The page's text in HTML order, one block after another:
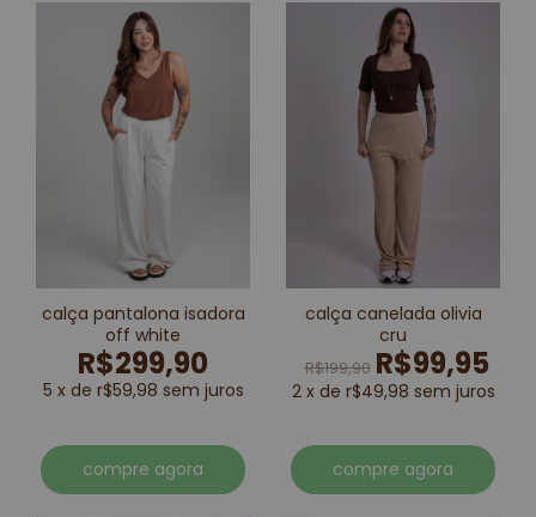
calça pantalona isadora
off white
R$299,90
5 x de r$59,98 sem juros
compre agora
calça canelada olivia
cru
R$199,90 R$99,95
2 x de r$49,98 sem juros
compre agora